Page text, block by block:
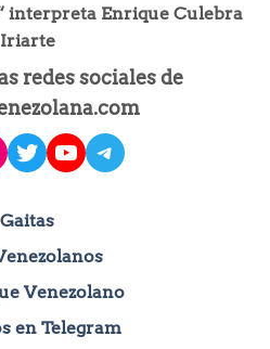
interpreta Enrique Culebra
Iriarte
redes sociales de
Twitter
YouTube
Telegram
Gaitas
Venezolano
en Telegram